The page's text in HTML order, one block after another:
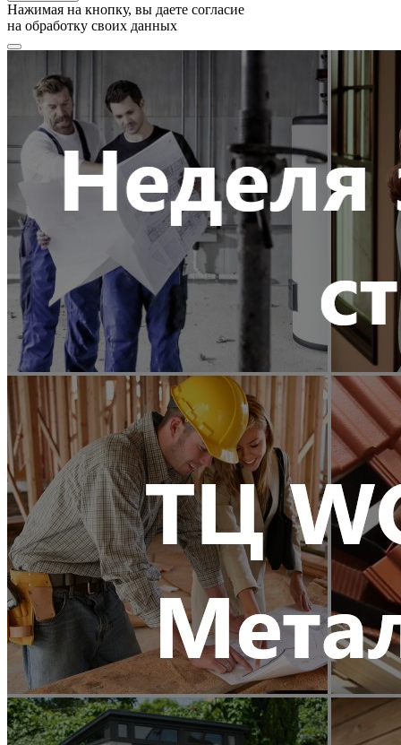
Нажимая на кнопку, вы даете согласие
на обработку своих данных